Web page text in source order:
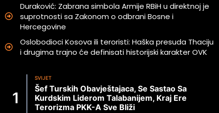
Duraković: Zabrana simbola Armije RBiH u direktnoj je
suprotnosti sa Zakonom o odbrani Bosne i
Hercegovine
Oslobodioci Kosova ili teroristi: Haška presuda Thaciju
i drugima trajno će definisati historijski karakter OVK
SVIJET
Šef Turskih Obavještajaca, Se Sastao Sa
Kurdskim Liderom Talabanijem, Kraj Ere
Terorizma PKK-A Sve Bliži